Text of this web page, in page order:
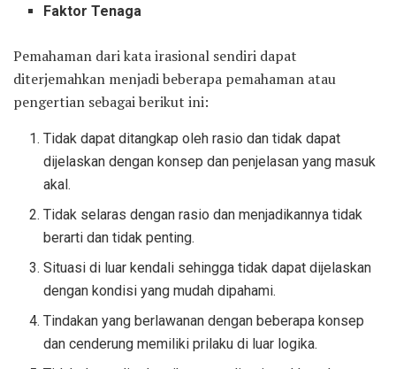
Faktor Tenaga
Pemahaman dari kata irasional sendiri dapat
diterjemahkan menjadi beberapa pemahaman atau
pengertian sebagai berikut ini:
Tidak dapat ditangkap oleh rasio dan tidak dapat
dijelaskan dengan konsep dan penjelasan yang masuk
akal.
Tidak selaras dengan rasio dan menjadikannya tidak
berarti dan tidak penting.
Situasi di luar kendali sehingga tidak dapat dijelaskan
dengan kondisi yang mudah dipahami.
Tindakan yang berlawanan dengan beberapa konsep
dan cenderung memiliki prilaku di luar logika.